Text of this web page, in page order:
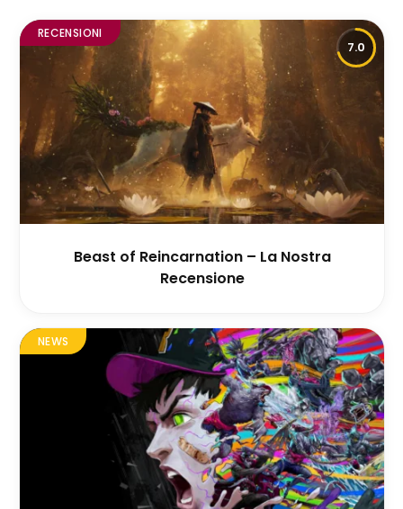
7.0
RECENSIONI
Beast of Reincarnation – La Nostra
Recensione
NEWS